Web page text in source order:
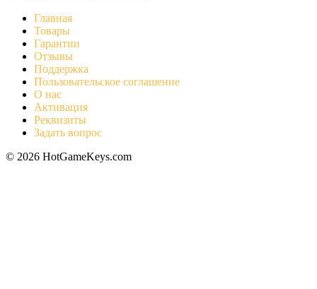
Главная
Товары
Гарантии
Отзывы
Поддержка
Пользовательское соглашение
О нас
Активация
Реквизиты
Задать вопрос
© 2026 HotGameKeys.com